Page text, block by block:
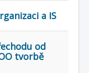
a IS
od
tvorbě